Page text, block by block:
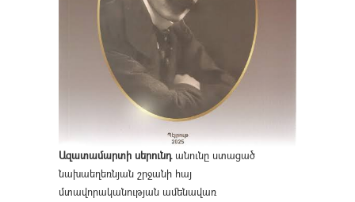
Ազատամարտի սերունդանունը ստացած
նախաեղեռնյան շրջանի հայ
մտավորականության ամենավառ